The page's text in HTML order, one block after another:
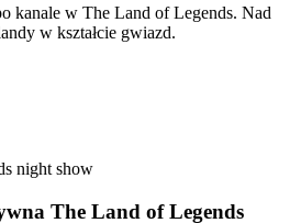
night show
The Land of Legends